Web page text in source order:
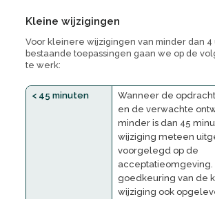
Kleine wijzigingen
Voor kleinere wijzigingen van minder dan 4
bestaande toepassingen gaan we op de
te werk:
< 45 minuten
Wanneer de
en de verwachte
minder is dan 45
wijziging meteen
voorgelegd op de
acceptatieomgeving.
goedkeuring van de
wijziging ook